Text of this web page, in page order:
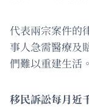
代表兩宗案件的
事人急需醫療及
們難以重建生活。
移民訴訟每月